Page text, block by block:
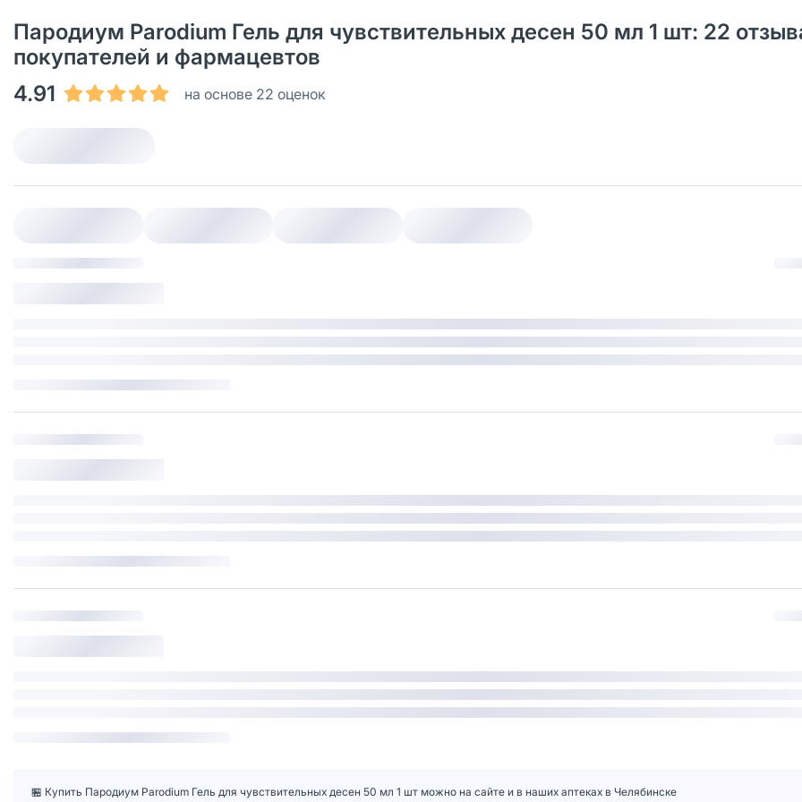
Пародиум Parodium Гель для чувствительных десен 50 мл 1 шт: 22
покупателей и фармацевтов
4.91
на основе 22 оценок
🏪 Купить Пародиум Parodium Гель для чувствительных десен 50 мл 1 шт можно на сайте и в наших аптеках в Челябинске